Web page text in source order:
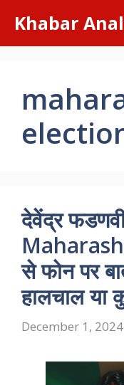
content
Khabar
देवेंद्र
से फोन पर
हालचाल
December 1, 2024